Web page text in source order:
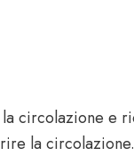
circolazione e
la circolazione.